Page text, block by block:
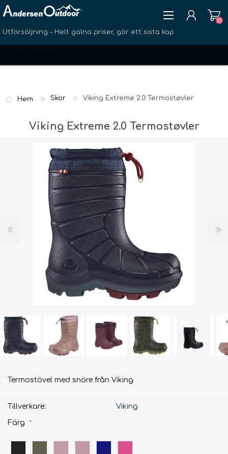
Utförsäljning – Helt galna priser, gör ett sista kap
SKAPA KONTO
ÖNSKELISTA (0)
(0)
Hem Skor Viking Extreme 2.0 Termostøvler
Viking Extreme 2.0 Termostøvler
Termostövel med snöre från Viking
Tillverkare: Viking
Färg *